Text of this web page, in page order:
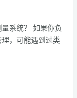
系统？ 如果你负
，可能遇到过类